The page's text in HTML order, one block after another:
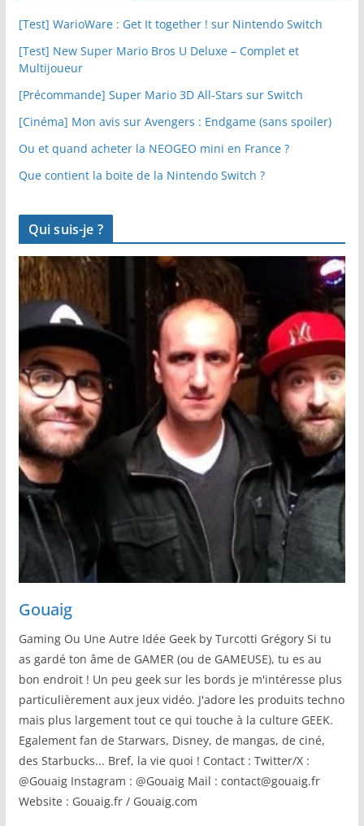
[Test] WarioWare : Get It together ! sur Nintendo Switch
[Test] New Super Mario Bros U Deluxe – Complet et
Multijoueur
[Précommande] Super Mario 3D All-Stars sur Switch
[Cinéma] Mon avis sur Avengers : Endgame (sans spoiler)
Ou et quand acheter la NEOGEO mini en France ?
Que contient la boite de la Nintendo Switch ?
Qui suis-je ?
Gouaig
Gaming Ou Une Autre Idée Geek by Turcotti Grégory Si tu
as gardé ton âme de GAMER (ou de GAMEUSE), tu es au
bon endroit ! Un peu geek sur les bords je m'intéresse plus
particulièrement aux jeux vidéo. J'adore les produits techno
mais plus largement tout ce qui touche à la culture GEEK.
Egalement fan de Starwars, Disney, de mangas, de ciné,
des Starbucks... Bref, la vie quoi ! Contact : Twitter/X :
@Gouaig Instagram : @Gouaig Mail : contact@gouaig.fr
Website : Gouaig.fr / Gouaig.com